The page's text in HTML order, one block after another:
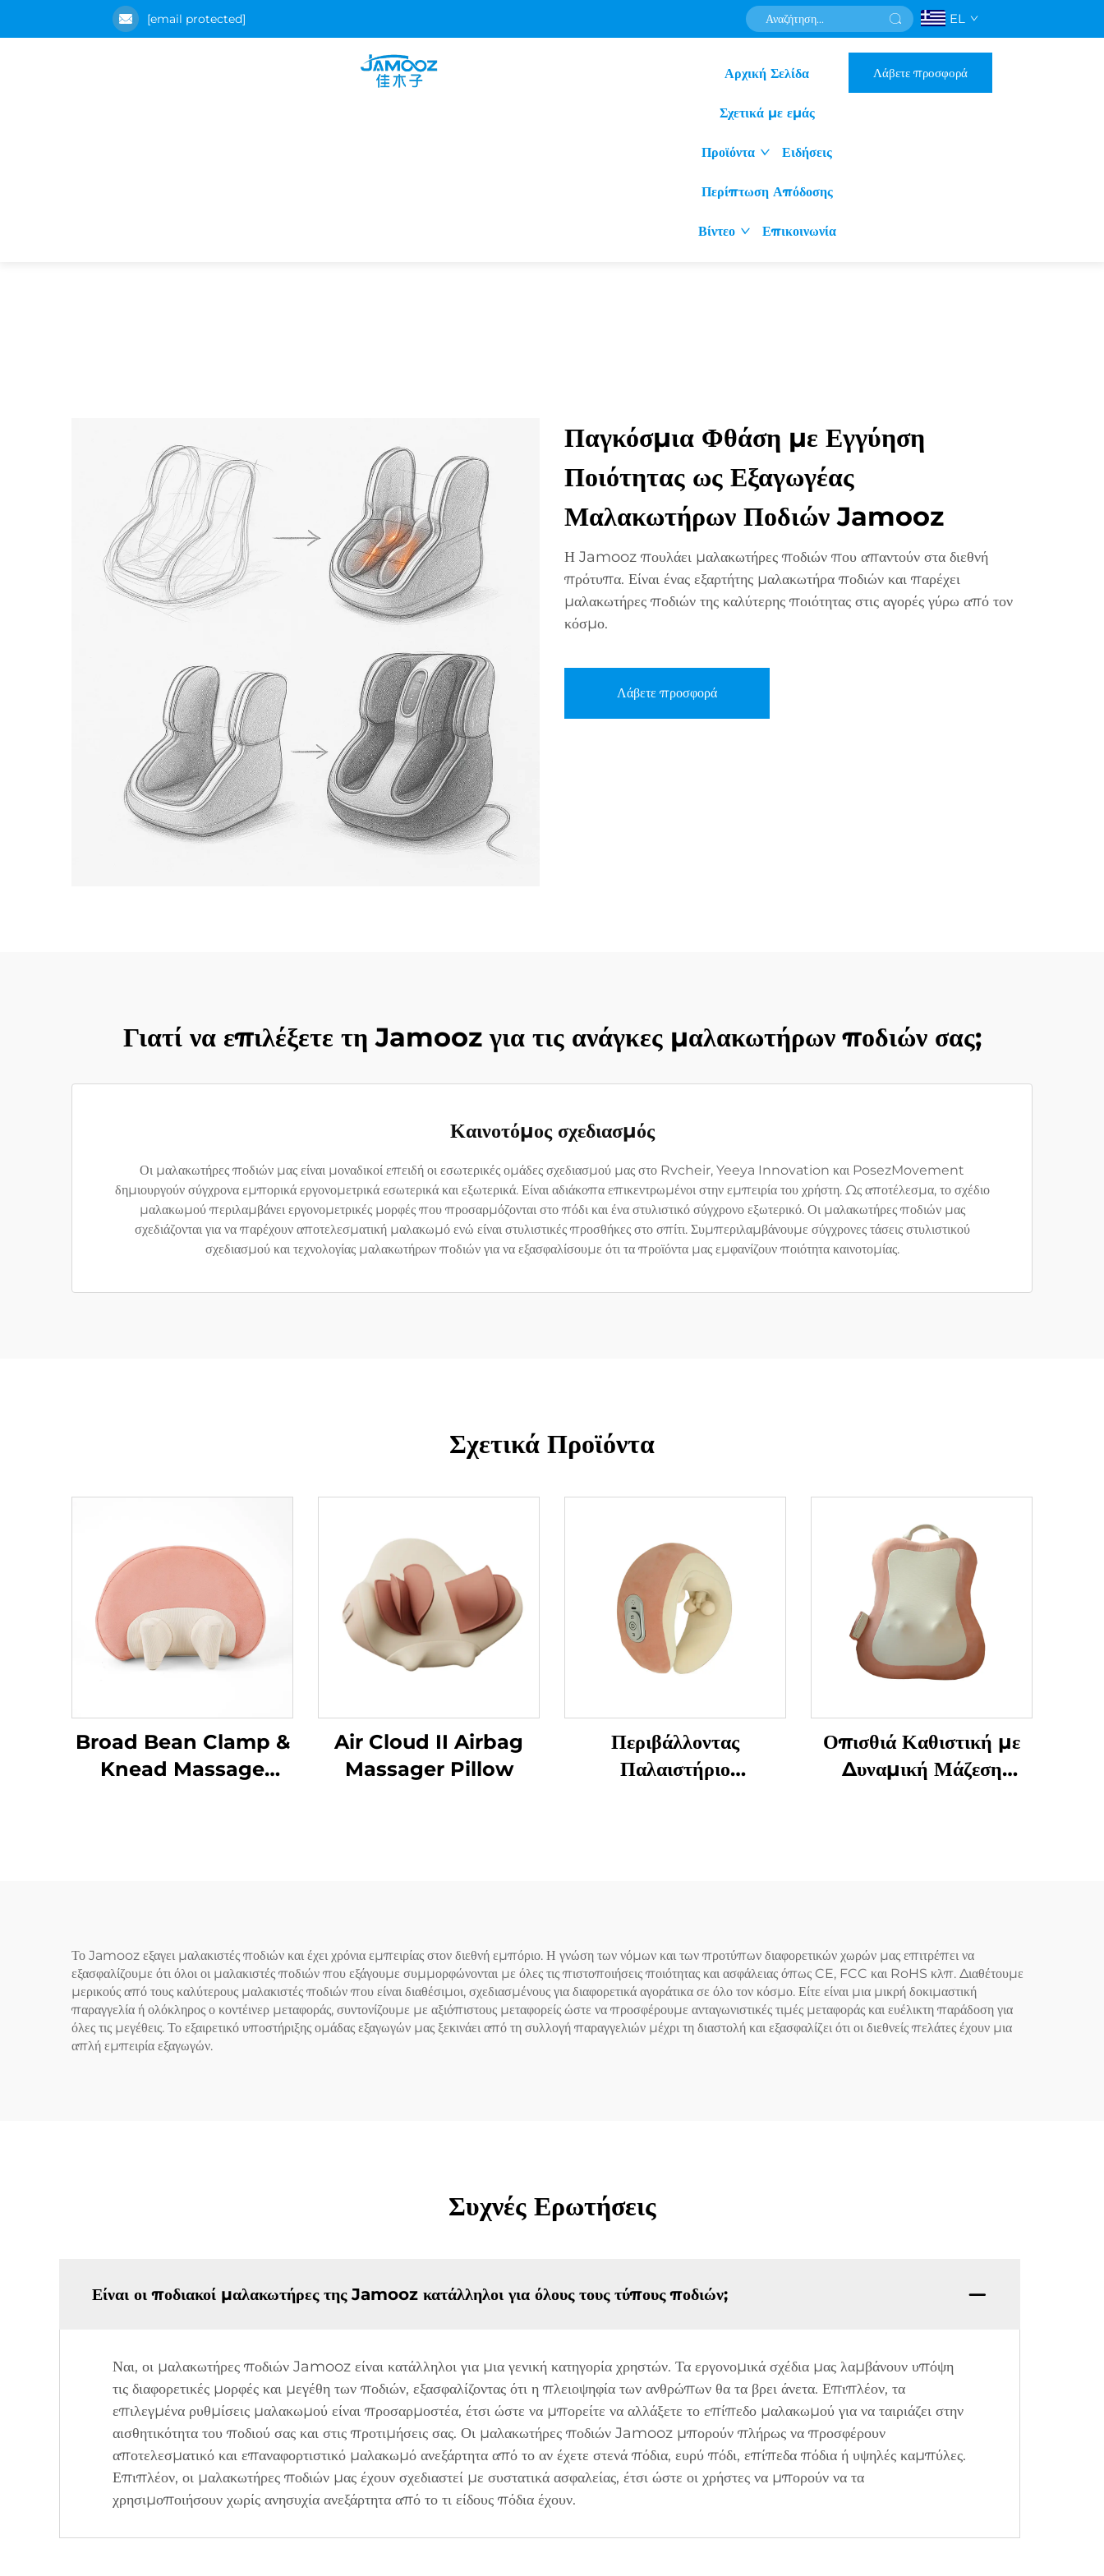
[email protected] EL
Αρχική Σελίδα
Σχετικά με εμάς
Προϊόντα Ειδήσεις
Περίπτωση Απόδοσης
Βίντεο Επικοινωνία
Λάβετε προσφορά
Παγκόσμια Φθάση με Εγγύηση
Ποιότητας ως Εξαγωγέας
Μαλακωτήρων Ποδιών Jamooz
Η Jamooz πουλάει μαλακωτήρες ποδιών που απαντούν στα διεθνή
πρότυπα. Είναι ένας εξαρτήτης μαλακωτήρα ποδιών και παρέχει
μαλακωτήρες ποδιών της καλύτερης ποιότητας στις αγορές γύρω από τον
κόσμο.
Λάβετε προσφορά
Γιατί να επιλέξετε τη Jamooz για τις ανάγκες μαλακωτήρων ποδιών σας;
Καινοτόμος σχεδιασμός
Οι μαλακωτήρες ποδιών μας είναι μοναδικοί επειδή οι εσωτερικές ομάδες σχεδιασμού μας στο Rvcheir, Yeeya Innovation και PosezMovement
δημιουργούν σύγχρονα εμπορικά εργονομετρικά εσωτερικά και εξωτερικά. Είναι αδιάκοπα επικεντρωμένοι στην εμπειρία του χρήστη. Ως αποτέλεσμα, το σχέδιο
μαλακωμού περιλαμβάνει εργονομετρικές μορφές που προσαρμόζονται στο πόδι και ένα στυλιστικό σύγχρονο εξωτερικό. Οι μαλακωτήρες ποδιών μας
σχεδιάζονται για να παρέχουν αποτελεσματική μαλακωμό ενώ είναι στυλιστικές προσθήκες στο σπίτι. Συμπεριλαμβάνουμε σύγχρονες τάσεις στυλιστικού
σχεδιασμού και τεχνολογίας μαλακωτήρων ποδιών για να εξασφαλίσουμε ότι τα προϊόντα μας εμφανίζουν ποιότητα καινοτομίας.
Σχετικά Προϊόντα
Broad Bean Clamp &
Knead Massage
Air Cloud II Airbag
Massager Pillow
Περιβάλλοντας
Παλαιστήριο
Οπισθιά Καθιστική με
Δυναμική Μάζεση
Το Jamooz εξαγει μαλακιστές ποδιών και έχει χρόνια εμπειρίας στον διεθνή εμπόριο. Η γνώση των νόμων και των προτύπων διαφορετικών χωρών μας επιτρέπει να
εξασφαλίζουμε ότι όλοι οι μαλακιστές ποδιών που εξάγουμε συμμορφώνονται με όλες τις πιστοποιήσεις ποιότητας και ασφάλειας όπως CE, FCC και RoHS κλπ. Διαθέτουμε
μερικούς από τους καλύτερους μαλακιστές ποδιών που είναι διαθέσιμοι, σχεδιασμένους για διαφορετικά αγοράτικα σε όλο τον κόσμο. Είτε είναι μια μικρή δοκιμαστική
παραγγελία ή ολόκληρος ο κοντέινερ μεταφοράς, συντονίζουμε με αξιόπιστους μεταφορείς ώστε να προσφέρουμε ανταγωνιστικές τιμές μεταφοράς και ευέλικτη παράδοση για
όλες τις μεγέθεις. Το εξαιρετικό υποστήριξης ομάδας εξαγωγών μας ξεκινάει από τη συλλογή παραγγελιών μέχρι τη διαστολή και εξασφαλίζει ότι οι διεθνείς πελάτες έχουν μια
απλή εμπειρία εξαγωγών.
Συχνές Ερωτήσεις
Είναι οι ποδιακοί μαλακωτήρες της Jamooz κατάλληλοι για όλους τους τύπους ποδιών;
Ναι, οι μαλακωτήρες ποδιών Jamooz είναι κατάλληλοι για μια γενική κατηγορία χρηστών. Τα εργονομικά σχέδια μας λαμβάνουν υπόψη
τις διαφορετικές μορφές και μεγέθη των ποδιών, εξασφαλίζοντας ότι η πλειοψηφία των ανθρώπων θα τα βρει άνετα. Επιπλέον, τα
επιλεγμένα ρυθμίσεις μαλακωμού είναι προσαρμοστέα, έτσι ώστε να μπορείτε να αλλάξετε το επίπεδο μαλακωμού για να ταιριάζει στην
αισθητικότητα του ποδιού σας και στις προτιμήσεις σας. Οι μαλακωτήρες ποδιών Jamooz μπορούν πλήρως να προσφέρουν
αποτελεσματικό και επαναφορτιστικό μαλακωμό ανεξάρτητα από το αν έχετε στενά πόδια, ευρύ πόδι, επίπεδα πόδια ή υψηλές καμπύλες.
Επιπλέον, οι μαλακωτήρες ποδιών μας έχουν σχεδιαστεί με συστατικά ασφαλείας, έτσι ώστε οι χρήστες να μπορούν να τα
χρησιμοποιήσουν χωρίς ανησυχία ανεξάρτητα από το τι είδους πόδια έχουν.